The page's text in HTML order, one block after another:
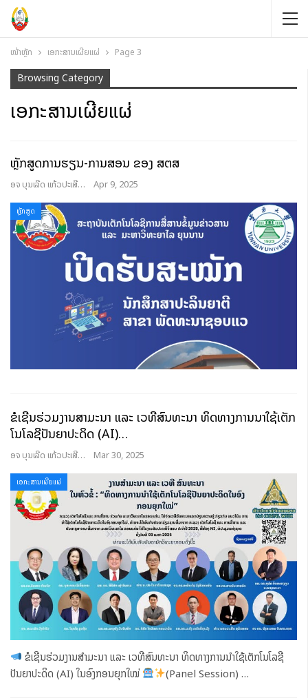
ໜ້າຫຼັກ ເອກະສານເຜີຍແຜ່ Page 3
Browsing Category
ເອກະສານເຜີຍແຜ່
ຫຼັກສູດການຮຽນ-ການສອນ ຂອງ ສຕສ
ອຈ ບຸນເລີດ ແກ້ວປະເສີດ Apr 9, 2025
ຫຼັກສູດ
ຂໍເຊີນຮ່ວມງານສຳມະນາ ແລະ ເວທີສົນທະນາ ທິດທາງການນຳໃຊ້ເຕັກ
ໂນໂລຊີປັນຍາປະດິດ (AI)…
ອຈ ບຸນເລີດ ແກ້ວປະເສີດ Mar 30, 2025
ເອກະສານເຜີຍແຜ່
ຂໍເຊີນຮ່ວມງານສຳມະນາ ແລະ ເວທີສົນທະນາ ທິດທາງການນຳໃຊ້ເຕັກໂນໂລຊີ
ປັນຍາປະດິດ (AI) ໃນອົງກອນຍຸກໃໝ່
(Panel Session)…